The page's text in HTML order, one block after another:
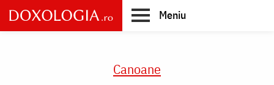
Skip
to
main
Meniu
Canoane